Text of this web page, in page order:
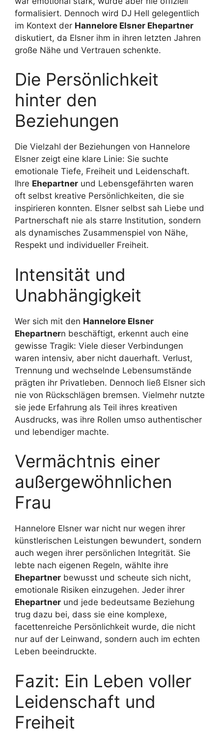
formalisiert. Dennoch wird DJ Hell gelegentlich
im Kontext der Hannelore Elsner Ehepartner
diskutiert, da Elsner ihm in ihren letzten Jahren
große Nähe und Vertrauen schenkte.
Die Persönlichkeit
hinter den
Beziehungen
Die Vielzahl der Beziehungen von Hannelore
Elsner zeigt eine klare Linie: Sie suchte
emotionale Tiefe, Freiheit und Leidenschaft.
Ihre Ehepartner und Lebensgefährten waren
oft selbst kreative Persönlichkeiten, die sie
inspirieren konnten. Elsner selbst sah Liebe und
Partnerschaft nie als starre Institution, sondern
als dynamisches Zusammenspiel von Nähe,
Respekt und individueller Freiheit.
Intensität und
Unabhängigkeit
Wer sich mit den Hannelore Elsner
Ehepartnern beschäftigt, erkennt auch eine
gewisse Tragik: Viele dieser Verbindungen
waren intensiv, aber nicht dauerhaft. Verlust,
Trennung und wechselnde Lebensumstände
prägten ihr Privatleben. Dennoch ließ Elsner sich
nie von Rückschlägen bremsen. Vielmehr nutzte
sie jede Erfahrung als Teil ihres kreativen
Ausdrucks, was ihre Rollen umso authentischer
und lebendiger machte.
Vermächtnis einer
außergewöhnlichen
Frau
Hannelore Elsner war nicht nur wegen ihrer
künstlerischen Leistungen bewundert, sondern
auch wegen ihrer persönlichen Integrität. Sie
lebte nach eigenen Regeln, wählte ihre
Ehepartner bewusst und scheute sich nicht,
emotionale Risiken einzugehen. Jeder ihrer
Ehepartner und jede bedeutsame Beziehung
trug dazu bei, dass sie eine komplexe,
facettenreiche Persönlichkeit wurde, die nicht
nur auf der Leinwand, sondern auch im echten
Leben beeindruckte.
Fazit: Ein Leben voller
Leidenschaft und
Freiheit